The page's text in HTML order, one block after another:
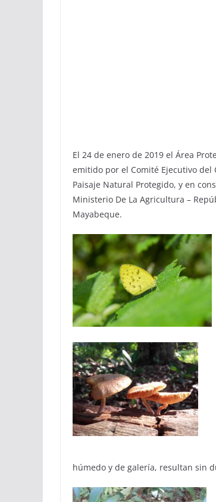
El 24 de enero de 2019 el Área
emitido por el Comité Ejecutivo del
Paisaje Natural Protegido, y en
Ministerio De La Agricultura –
Mayabeque.
húmedo y de galería, resultan sin